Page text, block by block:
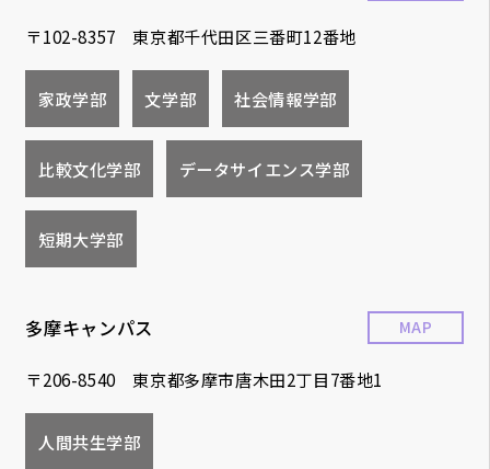
〒102-8357 東京都千代田区三番町12番地
家政学部 文学部 社会情報学部
比較文化学部 データサイエンス学部
短期大学部
多摩キャンパス
〒206-8540 東京都多摩市唐木田2丁目7番地1
MAP
人間共生学部